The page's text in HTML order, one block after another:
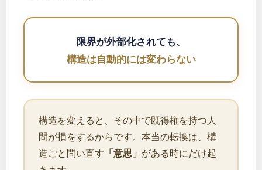
限界が外部化されても、
構造は自動的には変わらない
構造を変えると、その中で既得権を持つ人
間が損をするからです。本当の転換は、構
造ごと問い直す 「意思」 がある時にだけ起